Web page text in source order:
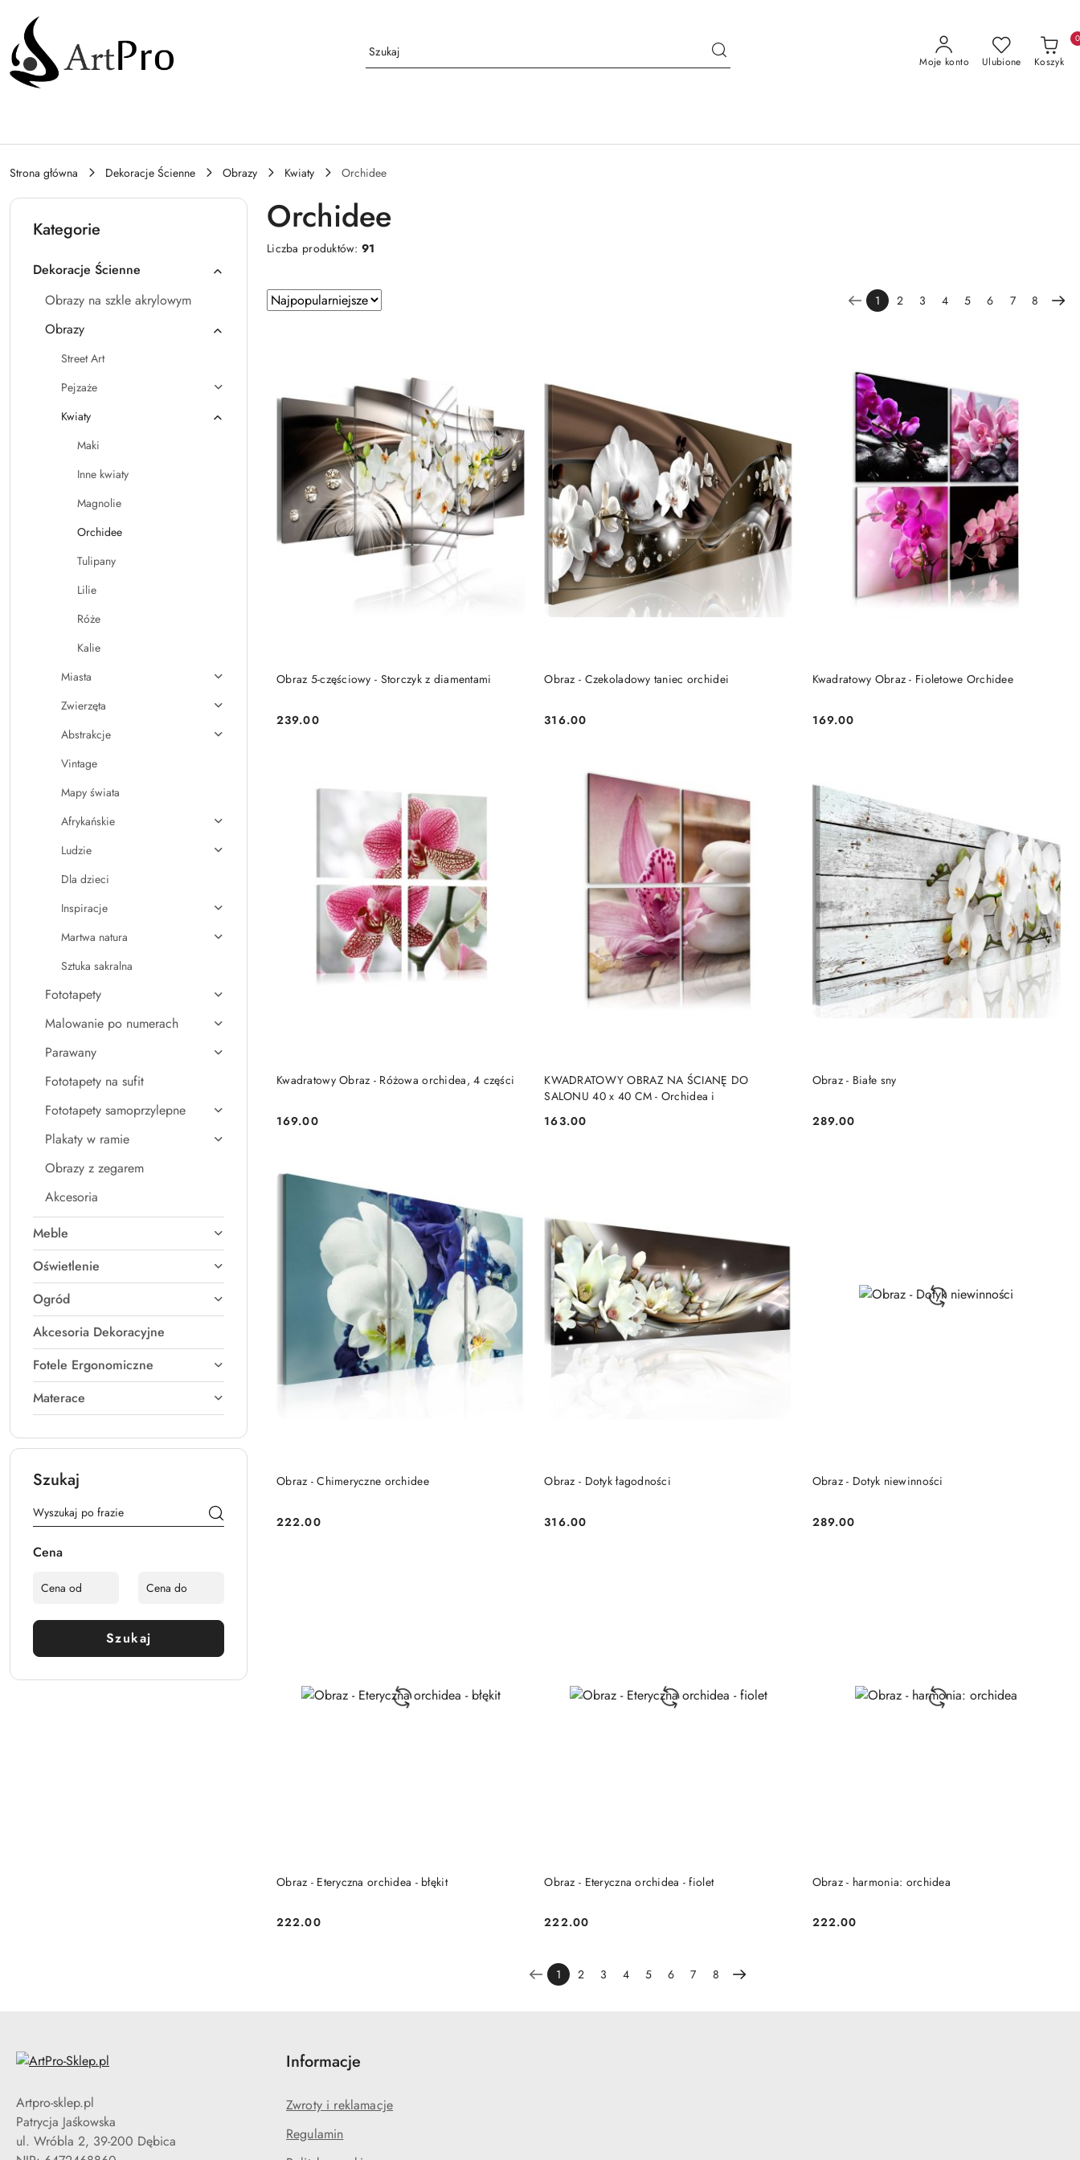
Przejdź do treści głównej
Przejdź do wyszukiwarki
Przejdź do moje konto
Przejdź do menu głównego
Przejdź do stopki
Moje konto Ulubione Koszyk
0
Strona główna Dekoracje Ścienne Obrazy Kwiaty Orchidee
Kategorie
Dekoracje Ścienne
Obrazy na szkle akrylowym
Obrazy
Street Art
Pejzaże
Kwiaty
Maki
Inne kwiaty
Magnolie
Orchidee
Tulipany
Lilie
Róże
Kalie
Miasta
Zwierzęta
Abstrakcje
Vintage
Mapy świata
Afrykańskie
Ludzie
Dla dzieci
Inspiracje
Martwa natura
Sztuka sakralna
Fototapety
Malowanie po numerach
Parawany
Fototapety na sufit
Fototapety samoprzylepne
Plakaty w ramie
Obrazy z zegarem
Akcesoria
Meble
Oświetlenie
Ogród
Akcesoria Dekoracyjne
Fotele Ergonomiczne
Materace
Szukaj
Cena
Szukaj
Orchidee
Liczba produktów:91
Zastosowano sortowanie: Najpopularniejsze.
Sortuj
według
1 2 3 4 5 6 7 8
Obraz 5-częściowy - Storczyk z diamentami
Cena:
239.00
DO KOSZYKA Obraz - Czekoladowy taniec orchidei
Cena:
316.00
DO KOSZYKA Kwadratowy Obraz - Fioletowe Orchidee
Cena:
169.00
DO KOSZYKA
Kwadratowy Obraz - Różowa orchidea, 4 części
Cena:
169.00
DO KOSZYKA
KWADRATOWY OBRAZ NA ŚCIANĘ DO
SALONU 40 x 40 CM - Orchidea i
Cena:
163.00
DO KOSZYKA Obraz - Białe sny
Cena:
289.00
Obraz - Chimeryczne orchidee
Cena:
222.00
DO KOSZYKA Obraz - Dotyk łagodności
Cena:
316.00
DO KOSZYKA Obraz - Dotyk niewinności
Cena:
289.00
DO KOSZYKA
Obraz - Eteryczna orchidea - błękit
Cena:
222.00
DO KOSZYKA Obraz - Eteryczna orchidea - fiolet
Cena:
222.00
DO KOSZYKA Obraz - harmonia: orchidea
Cena:
222.00
DO KOSZYKA
1 2 3 4 5 6 7 8
Artpro-sklep.pl
Patrycja Jaśkowska
ul. Wróbla 2, 39-200 Dębica
Informacje
Zwroty i reklamacje
Regulamin